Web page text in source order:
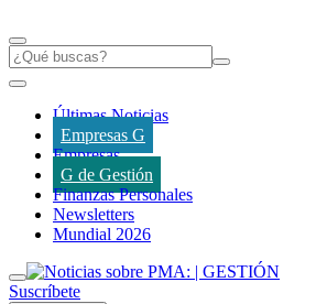
Últimas Noticias
Empresas G
Empresas
G de Gestión
Finanzas Personales
Newsletters
Mundial 2026
Suscríbete